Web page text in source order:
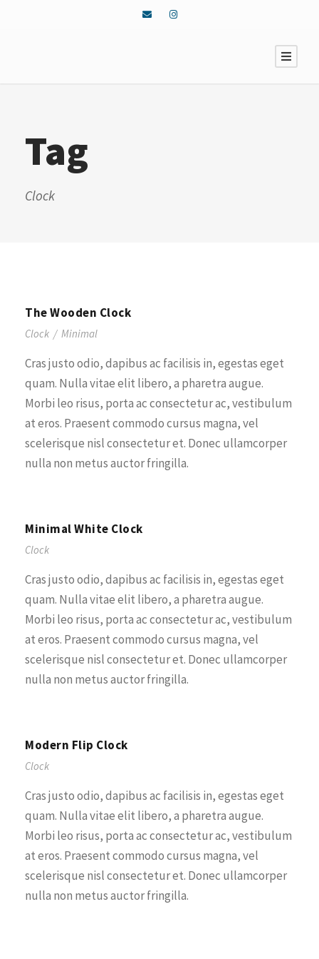
Tag
Clock
The Wooden Clock
Clock / Minimal
Cras justo odio, dapibus ac facilisis in, egestas eget
quam. Nulla vitae elit libero, a pharetra augue.
Morbi leo risus, porta ac consectetur ac, vestibulum
at eros. Praesent commodo cursus magna, vel
scelerisque nisl consectetur et. Donec ullamcorper
nulla non metus auctor fringilla.
Minimal White Clock
Clock
Cras justo odio, dapibus ac facilisis in, egestas eget
quam. Nulla vitae elit libero, a pharetra augue.
Morbi leo risus, porta ac consectetur ac, vestibulum
at eros. Praesent commodo cursus magna, vel
scelerisque nisl consectetur et. Donec ullamcorper
nulla non metus auctor fringilla.
Modern Flip Clock
Clock
Cras justo odio, dapibus ac facilisis in, egestas eget
quam. Nulla vitae elit libero, a pharetra augue.
Morbi leo risus, porta ac consectetur ac, vestibulum
at eros. Praesent commodo cursus magna, vel
scelerisque nisl consectetur et. Donec ullamcorper
nulla non metus auctor fringilla.